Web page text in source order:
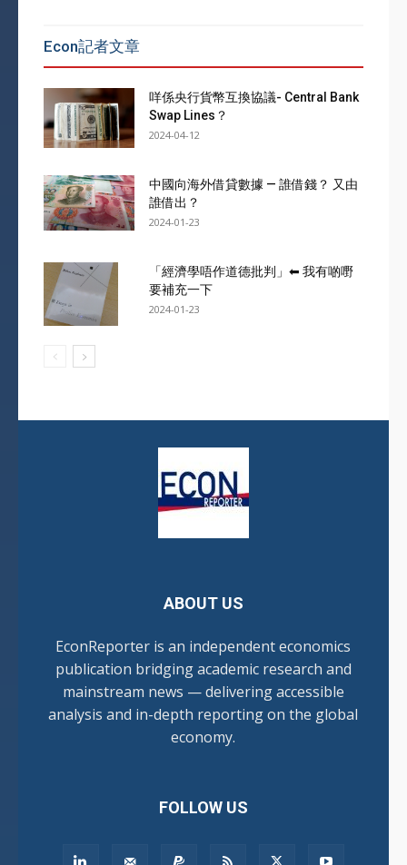
Econ記者文章
咩係央行貨幣互換協議- Central Bank
Swap Lines？
2024-04-12
中國向海外借貸數據 — 誰借錢？ 又由
誰借出？
2024-01-23
「經濟學唔作道德批判」⬅ 我有啲嘢
要補充一下
2024-01-23
ABOUT US
EconReporter is an independent economics
publication bridging academic research and
mainstream news — delivering accessible
analysis and in-depth reporting on the global
economy.
FOLLOW US